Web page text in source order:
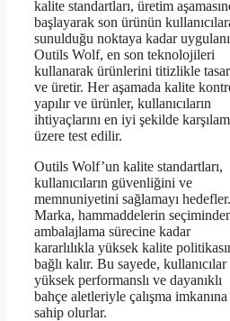
kalite standartları, üretim
başlayarak son ürünün
sunulduğu noktaya kadar
Outils Wolf, en son teknolojileri
kullanarak ürünlerini titizlikle
ve üretir. Her aşamada kalite
yapılır ve ürünler, kullanıcıların
ihtiyaçlarını en iyi şekilde
üzere test edilir.
Outils Wolf’un kalite standartları,
kullanıcıların güvenliğini ve
memnuniyetini sağlamayı hedefler.
Marka, hammaddelerin
ambalajlama sürecine kadar
kararlılıkla yüksek kalite
bağlı kalır. Bu sayede, kullanıcılar
yüksek performanslı ve dayanıklı
bahçe aletleriyle çalışma imkanına
sahip olurlar.